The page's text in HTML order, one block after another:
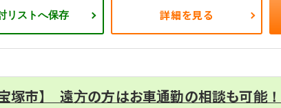
リストへ保存 詳細を見る
宝塚市】 遠方の方はお車通勤の相談も可能